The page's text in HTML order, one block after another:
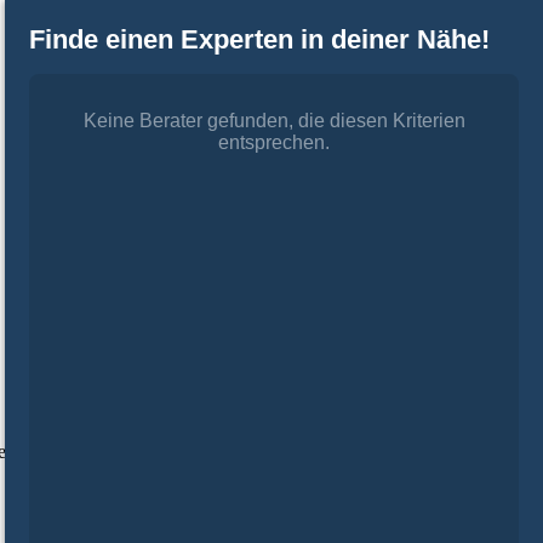
Finde einen Experten in deiner Nähe!
Keine Berater gefunden, die diesen Kriterien
entsprechen.